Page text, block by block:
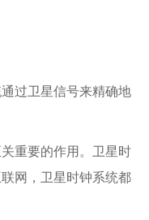
过卫星信号来精确地
重要的作用。卫星时
网，卫星时钟系统都